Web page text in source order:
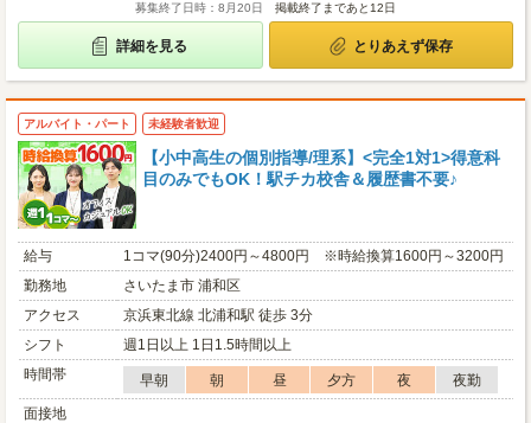
募集終了日時：8月20日 掲載終了まであと12日
詳細を見る とりあえず保存
アルバイト・パート 未経験者歓迎
【小中高生の個別指導/理系】<完全1対1>得意科
目のみでもOK！駅チカ校舎＆履歴書不要♪
給与
1コマ(90分)2400円～4800円 ※時給換算1600円～3200円
勤務地
さいたま市 浦和区
アクセス
京浜東北線 北浦和駅 徒歩 3分
シフト
週1日以上 1日1.5時間以上
時間帯
早朝 朝 昼 夕方 夜
夜勤
面接地